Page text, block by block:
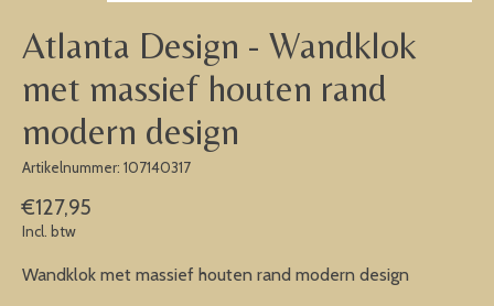
Atlanta Design - Wandklok
met massief houten rand
modern design
Artikelnummer: 107140317
€127,95
Incl. btw
Wandklok met massief houten rand modern design